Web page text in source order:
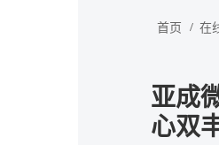
首页 在
亚成
心双